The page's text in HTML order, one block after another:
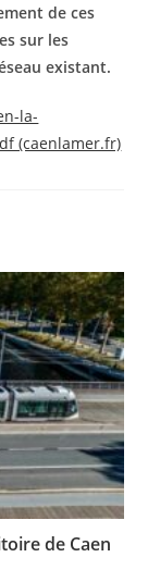
de ces
sur les
existant.
la-
(caenlamer.fr)
de Caen